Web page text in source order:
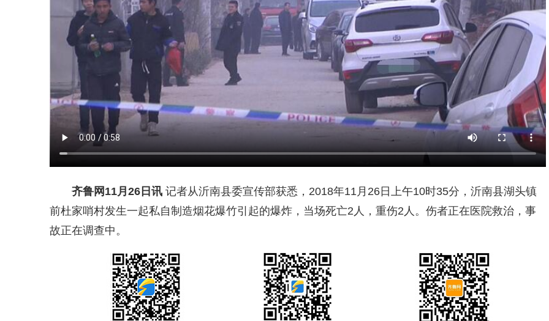
齐鲁网 11月26日讯记者从沂南县委宣传部获悉，2018年11月26日上午10时35分，沂南县湖头镇
前杜家哨村发生一起私自制造烟花爆竹引起的爆炸，当场死亡2人，重伤2人。伤者正在医院救治，事
故正在调查中。